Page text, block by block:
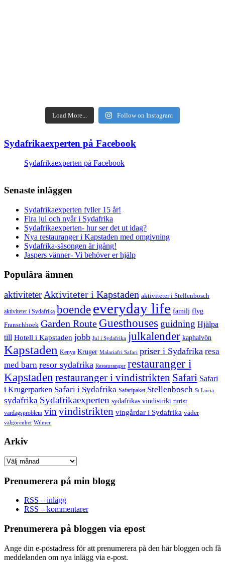
Load More... Follow on Instagram
Sydafrikaexperten på Facebook
Sydafrikaexperten på Facebook
Senaste inläggen
Sydafrikaexperten fyller 15 år!
Fira jul och nyår i Sydafrika
Sydafrikaexperten- hur ser det ut idag?
Nya restauranger i Kapstaden med omgivning
Sydafrika-säsongen är igång!
Jaspers vänner- Vi behöver er hjälp
Populära ämnen
aktiviteterAktiviteter i Kapstaden aktiviteter i Stellenbosch
aktiviteter i Sydafrika boende everyday life familj flyg
Franschhoek Garden Route Guesthouses guidning Hjälpa
till Hotell i Kapstaden jobb Jul i Sydafrika julkalender kaphalvön
Kapstaden Kenya Kruger Malariafri Safari priser i Sydafrika resa
med barn resor sydafrika Restauranger restauranger i
Kapstaden restauranger i vindistrikten Safari Safari
i Krugerparken Safari i Sydafrika Safaripaket Stellenbosch St Lucia
sydafrika Sydafrikaexperten sydafrikas vindistrikt turist
vardagsproblem vinvindistrikten vingårdar i Sydafrika väder
välgörenhet Wilmer
Arkiv
Arkiv
Prenumerera på min blogg
RSS – inlägg
RSS – kommentarer
Prenumerera på bloggen via epost
Ange din e-postadress för att prenumerera på den här bloggen och få
meddelanden om nya inlägg via e-post.